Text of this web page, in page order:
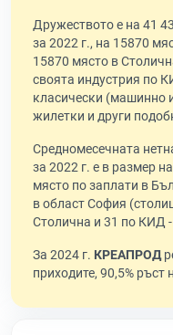
Дружеството е на 41
за 2022 г., на 15870
15870 място в
своята индустрия по
класически (машинно
жилетки и други
Средномесечната
за 2022 г. е в размер
място по заплати в
в област София
Столична и 31 по КИД
За 2024 г. КРЕАПРОД
приходите, 90,5% ръст